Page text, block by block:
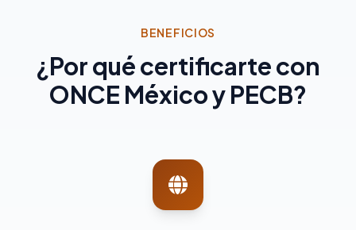
BENEFICIOS
¿Por qué certificarte con
ONCE México y PECB?